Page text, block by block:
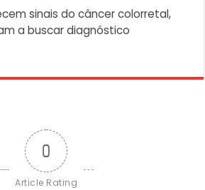
sinais do câncer colorretal,
a buscar diagnóstico
0
Article Rating